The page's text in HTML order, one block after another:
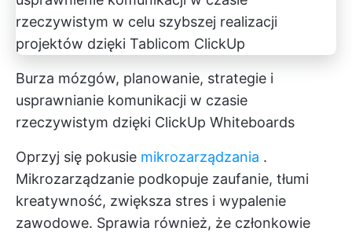
Burza mózgów, planowanie, strategie i
usprawnianie komunikacji w czasie
rzeczywistym dzięki ClickUp Whiteboards
Oprzyj się pokusie mikrozarządzania .
Mikrozarządzanie podkopuje zaufanie, tłumi
kreatywność, zwiększa stres i wypalenie
zawodowe. Sprawia również, że członkowie